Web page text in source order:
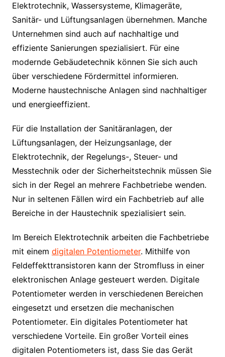
Elektrotechnik, Wassersysteme, Klimageräte,
Sanitär- und Lüftungsanlagen übernehmen. Manche
Unternehmen sind auch auf nachhaltige und
effiziente Sanierungen spezialisiert. Für eine
modernde Gebäudetechnik können Sie sich auch
über verschiedene Fördermittel informieren.
Moderne haustechnische Anlagen sind nachhaltiger
und energieeffizient.
Für die Installation der Sanitäranlagen, der
Lüftungsanlagen, der Heizungsanlage, der
Elektrotechnik, der Regelungs-, Steuer- und
Messtechnik oder der Sicherheitstechnik müssen Sie
sich in der Regel an mehrere Fachbetriebe wenden.
Nur in seltenen Fällen wird ein Fachbetrieb auf alle
Bereiche in der Haustechnik spezialisiert sein.
Im Bereich Elektrotechnik arbeiten die Fachbetriebe
mit einem digitalen Potentiometer. Mithilfe von
Feldeffekttransistoren kann der Stromfluss in einer
elektronischen Anlage gesteuert werden. Digitale
Potentiometer werden in verschiedenen Bereichen
eingesetzt und ersetzen die mechanischen
Potentiometer. Ein digitales Potentiometer hat
verschiedene Vorteile. Ein großer Vorteil eines
digitalen Potentiometers ist, dass Sie das Gerät